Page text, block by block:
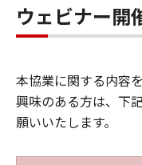
ウェビナー開
本協業に関する内容
興味のある方は、下
願いいたします。